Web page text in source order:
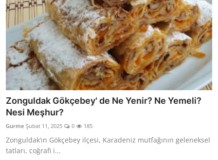
Zonguldak Gökçebey' de Ne Yenir? Ne Yemeli?
Nesi Meşhur?
Gurme Şubat 11, 2025 0 185
Zonguldak’ın Gökçebey ilçesi, Karadeniz mutfağının geleneksel
tatları, coğrafi i...